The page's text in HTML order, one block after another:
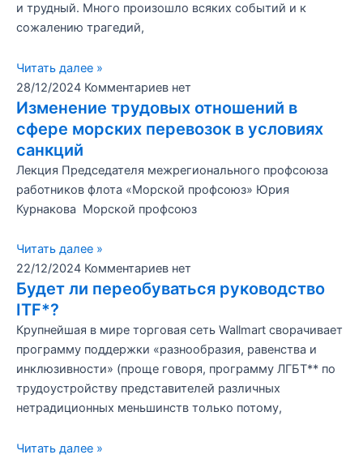
и трудный. Много произошло всяких событий и к
сожалению трагедий,
Читать далее »
28/12/2024 Комментариев нет
Изменение трудовых отношений в
сфере морских перевозок в условиях
санкций
Лекция Председателя межрегионального профсоюза
работников флота «Морской профсоюз» Юрия
Курнакова Морской профсоюз
Читать далее »
22/12/2024 Комментариев нет
Будет ли переобуваться руководство
ITF*?
Крупнейшая в мире торговая сеть Wallmart сворачивает
программу поддержки «разнообразия, равенства и
инклюзивности» (проще говоря, программу ЛГБТ** по
трудоустройству представителей различных
нетрадиционных меньшинств только потому,
Читать далее »